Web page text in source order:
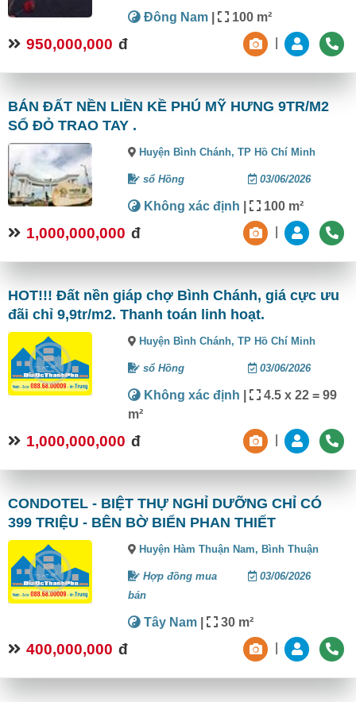
Đông Nam | 100 m²
950,000,000 đ
BÁN ĐẤT NỀN LIỀN KỀ PHÚ MỸ HƯNG 9TR/M2
SỔ ĐỎ TRAO TAY .
Huyện Bình Chánh,TP Hồ Chí Minh
sổ Hồng 03/06/2026
Không xác định | 100 m²
1,000,000,000 đ
HOT!!! Đất nền giáp chợ Bình Chánh, giá cực ưu
đãi chỉ 9,9tr/m2. Thanh toán linh hoạt.
Huyện Bình Chánh,TP Hồ Chí Minh
sổ Hồng 03/06/2026
Không xác định |
4.5 x 22 = 99
m²
1,000,000,000 đ
CONDOTEL - BIỆT THỰ NGHỈ DƯỠNG CHỈ CÓ
399 TRIỆU - BÊN BỜ BIỂN PHAN THIẾT
Huyện Hàm Thuận Nam,Bình Thuận
Hợp đồng mua
bán
03/06/2026
Tây Nam | 30 m²
400,000,000 đ